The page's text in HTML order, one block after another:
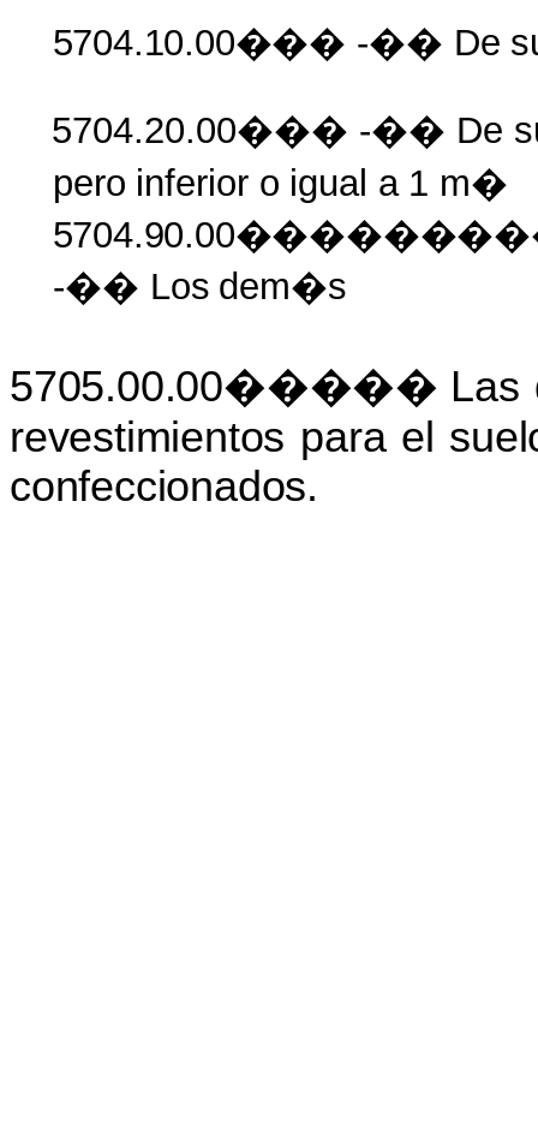
5704.10.00��� -�� De
5704.20.00��� -�� De
pero inferior o igual a 1 m�
-�� Los dem�s
5705.00.00����� Las
revestimientos para el
confeccionados.